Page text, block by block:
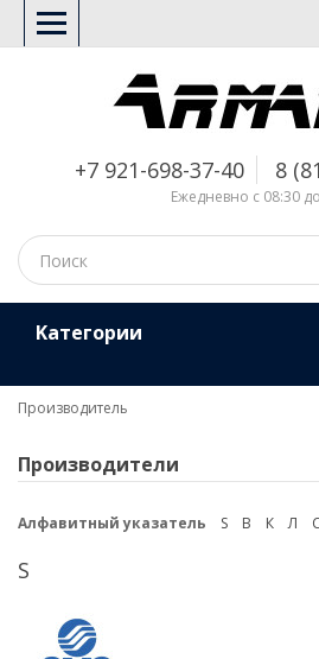
+7 921-698-37-40 8
Ежедневно с 08:30
Kатегории
Производитель
Производители
Алфавитный указатель S В К Л С
S